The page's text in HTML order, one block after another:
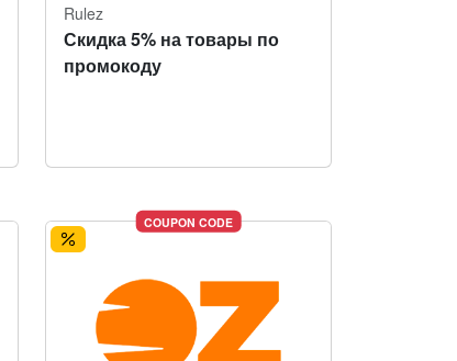
Rulez
Скидка 5% на товары по
промокоду
COUPON CODE